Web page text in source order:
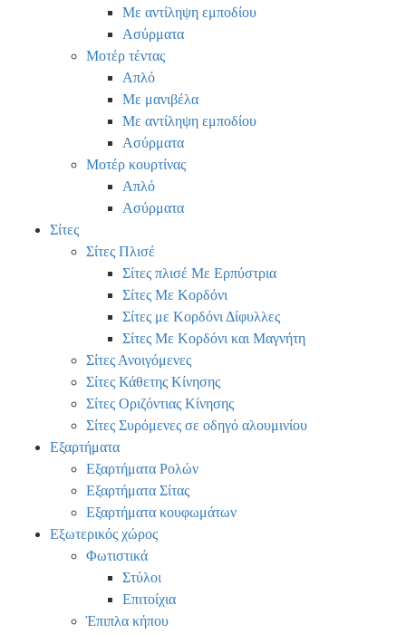
Με αντίληψη εμποδίου
Ασύρματα
Μοτέρ τέντας
Απλό
Με μανιβέλα
Με αντίληψη εμποδίου
Ασύρματα
Μοτέρ κουρτίνας
Απλό
Ασύρματα
Σίτες
Σίτες Πλισέ
Σίτες πλισέ Με Ερπύστρια
Σίτες Με Κορδόνι
Σίτες με Κορδόνι Δίφυλλες
Σίτες Με Κορδόνι και Μαγνήτη
Σίτες Ανοιγόμενες
Σίτες Κάθετης Κίνησης
Σίτες Οριζόντιας Κίνησης
Σίτες Συρόμενες σε οδηγό αλουμινίου
Εξαρτήματα
Εξαρτήματα Ρολών
Εξαρτήματα Σίτας
Εξαρτήματα κουφωμάτων
Εξωτερικός χώρος
Φωτιστικά
Στύλοι
Επιτοίχια
Έπιπλα κήπου